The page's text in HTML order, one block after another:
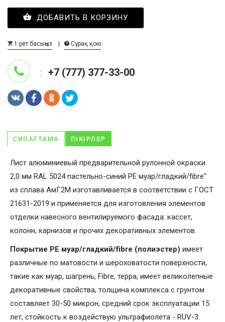
ДОБАВИТЬ В КОРЗИНУ
1 рет басыңыз Сұрақ қою
: +7 (777) 377-33-00
СИПАТТАМА ПІКІРЛЕР
Лист алюминиевый предварительной рулонной окраски
2,0 мм RAL 5024 пастельно-синий PE муар/гладкий/fibre"
из сплава АмГ2М изготавливается в соответствии с ГОСТ
21631-2019 и применяется для изготовления элементов
отделки навесного вентилируемого фасада: кассет,
колонн, карнизов и прочих декоративных элементов.
Покрытие PE муар/гладкий/fibre (полиэстер) имеет
различные по матовости и шероховатости поверхности,
такие как муар, шагрень, Fibrе, терра, имеет великолепные
декоративные свойства, толщина комплекса с грунтом
составляет 30-50 микрон, средний срок эксплуатации 15
лет, стойкость к воздействую ультрафиолета - RUV-3.